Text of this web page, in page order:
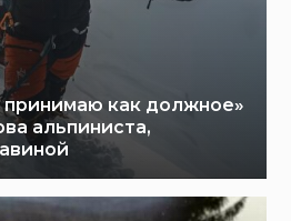
принимаю как должное»
альпиниста,